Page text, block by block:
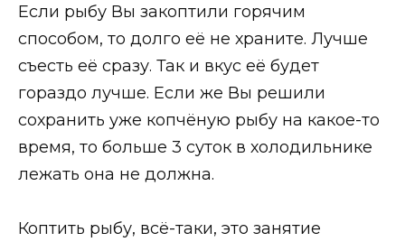
Если рыбу Вы закоптили горячим
способом, то долго её не храните. Лучше
съесть её сразу. Так и вкус её будет
гораздо лучше. Если же Вы решили
сохранить уже копчёную рыбу на какое-то
время, то больше 3 суток в холодильнике
лежать она не должна.
Коптить рыбу, всё-таки, это занятие